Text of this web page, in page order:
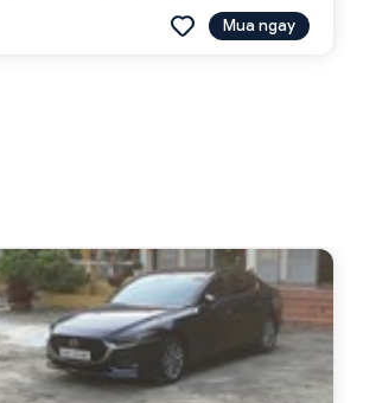
Mua ngay